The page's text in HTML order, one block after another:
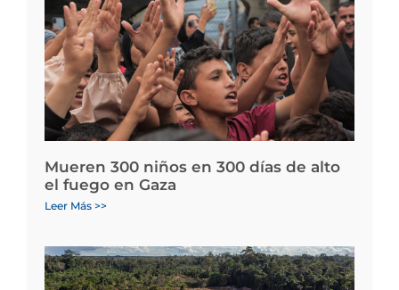
Mueren 300 niños en 300 días de alto
el fuego en Gaza
Leer Más >>